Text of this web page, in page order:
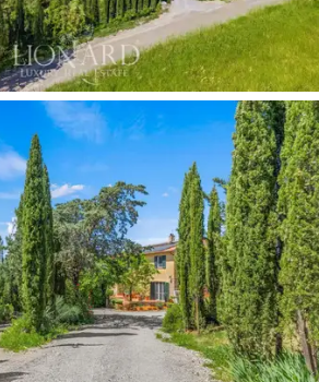
kaplıyor ve esas olarak Maremma
IGT üretiyor. Sangiovese,
Merlot, Syrah, Canaiolo ve
üzüm çeşitleri, yılda yaklaşık
şarapların geniş bir yelpazesinin
sunarak bölgenin şarapçılık
bağlantı olduğunu gösteriyor.
700 kg sızma zeytinyağı
oluşan yaklaşık 2
Arazinin geri kalan
ve6 hektar tarım arazisine